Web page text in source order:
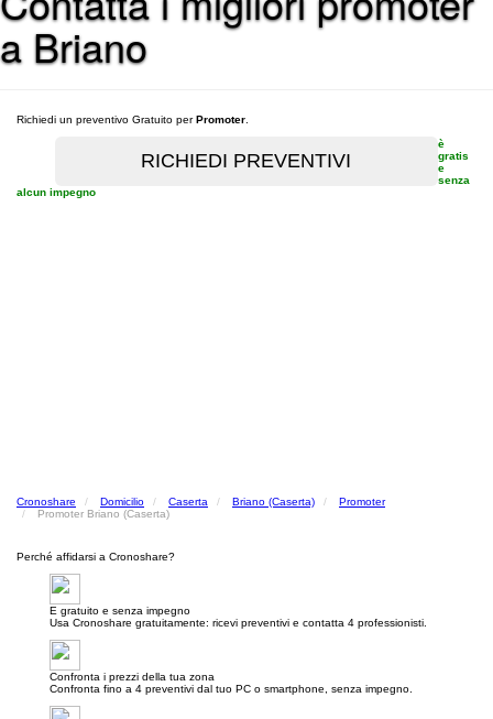
a Briano
Richiedi un preventivo Gratuito perPromoter
è
gratis
e
senza
alcun impegno
Cronoshare Domicilio Caserta Briano (Caserta)
Promoter
Promoter Briano (Caserta)
Perché affidarsi a Cronoshare?
E gratuito e senza impegno
Usa Cronoshare gratuitamente: ricevi preventivi e contatta 4 professionisti.
Confronta i prezzi della tua zona
Confronta fino a 4 preventivi dal tuo PC o smartphone, senza impegno.